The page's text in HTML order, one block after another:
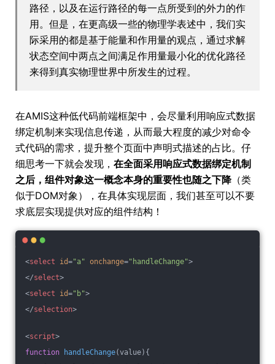
路径，以及在运行路径的每一点所受到的外力的作
用。但是，在更高级一些的物理学表述中，我们实
际采用的都是基于能量和作用量的观点，通过求解
状态空间中两点之间满足作用量最小化的优化路径
来得到真实物理世界中所发生的过程。
在AMIS这种低代码前端框架中，会尽量利用响应式数据
绑定机制来实现信息传递，从而最大程度的减少对命令
式代码的需求，提升整个页面中声明式描述的占比。仔
细思考一下就会发现， 在全面采用响应式数据绑定机制
之后，组件对象这一概念本身的重要性也随之下降（类
似于DOM对象），在具体实现层面，我们甚至可以不要
求底层实现提供对应的组件结构！
<select id="a" onchange="handleChange">
</select>
<select id="b">
</selection>
<script>
function
handleChange(value) {